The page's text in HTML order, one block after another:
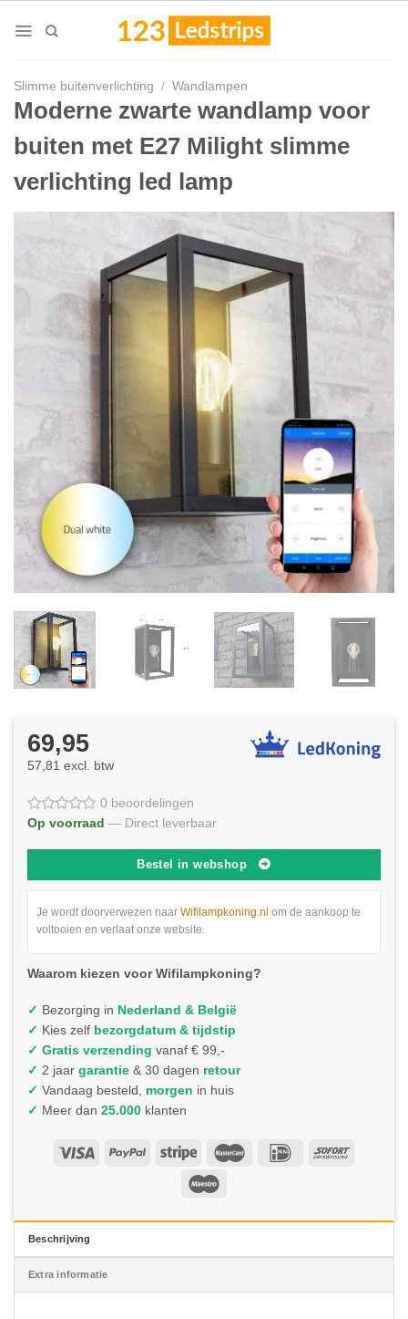
Slimme buitenverlichting / Wandlampen
Moderne zwarte wandlamp voor
buiten met E27 Milight slimme
verlichting led lamp
69,95
57,81 excl. btw
0 beoordelingen
Op voorraad — Direct leverbaar
Bestel in webshop
Je wordt doorverwezen naar Wifilampkoning.nl om de aankoop te
voltooien en verlaat onze website.
Waarom kiezen voor Wifilampkoning?
✓ Bezorging in Nederland & België
✓ Kies zelf bezorgdatum & tijdstip
✓ Gratis verzending vanaf € 99,-
✓ 2 jaar garantie & 30 dagen retour
✓ Vandaag besteld, morgen in huis
✓ Meer dan 25.000 klanten
Beschrijving
Extra informatie